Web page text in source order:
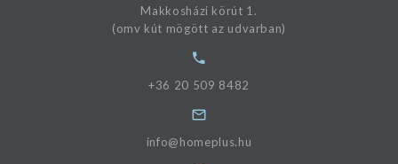
Makkosházi körút 1.
(omv kút mögött az udvarban)
+36 20 509 8482
info@homeplus.hu